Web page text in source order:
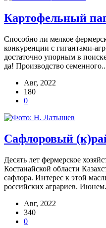
Картофельный
Способно ли мелкое
конкуренции с гигантами-
достаточно упорным в
да! Производство
Авг, 2022
180
0
Сафлоровый
Десять лет фермерское
Костанайской области
сафлора. Интерес к этой
российских аграриев.
Авг, 2022
340
0